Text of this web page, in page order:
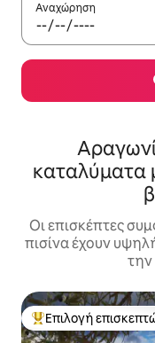
Αναχώρηση
καταλύματα
Οι επισκέπτες
πισίνα έχουν
την
Κορυφαία επιλογή
Επιλογή